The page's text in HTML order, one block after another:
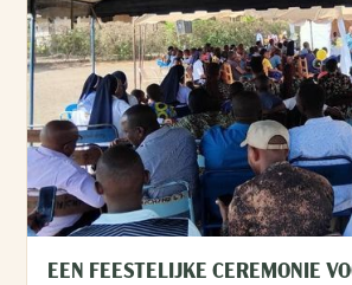
EEN FEESTELIJKE CEREMONIE